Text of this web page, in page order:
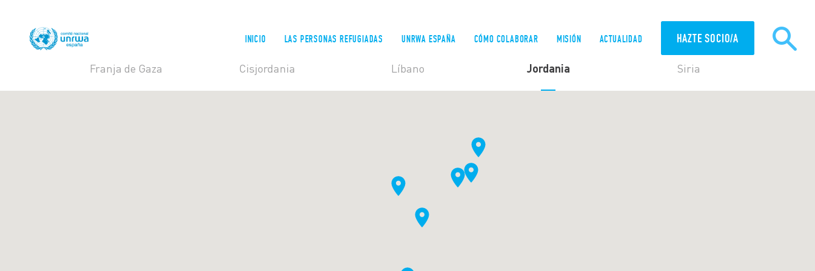
INICIO LAS PERSONAS REFUGIADAS UNRWA ESPAÑA CÓMO COLABORAR MISIÓN ACTUALIDAD HAZTE SOCIO/A
Franja de Gaza Cisjordania Líbano Jordania Siria